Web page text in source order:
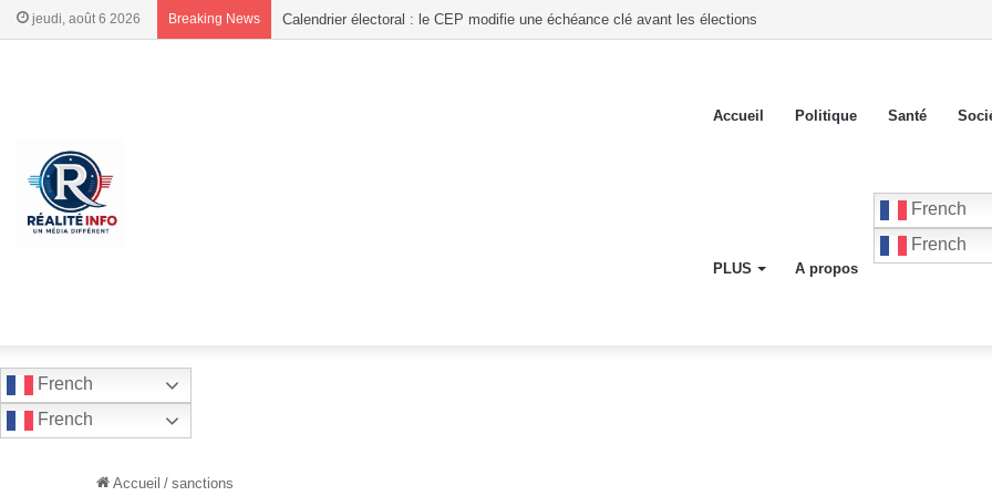
jeudi, août 6 2026 Breaking News Haïti : Ce que la Primature exige désormais de toutes les institutions publiques avant les élections
Accueil Politique Santé
PLUS A propos
French
French
French
French
Accueil / sanctions